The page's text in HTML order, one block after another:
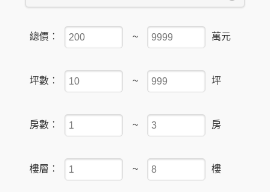
總價： ~ 萬元
坪數： ~ 坪
房數： ~ 房
樓層： ~ 樓